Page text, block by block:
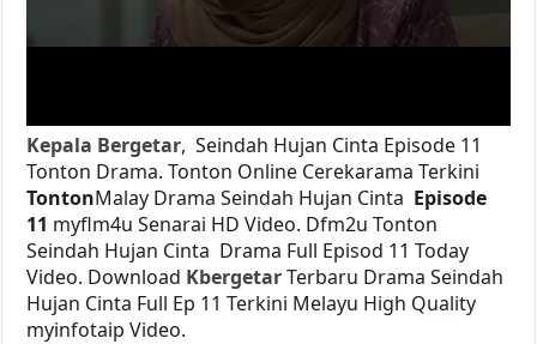
Kepala Bergetar, Seindah Hujan Cinta Episode 11
Tonton Drama. Tonton Online Cerekarama Terkini
TontonMalay Drama Seindah Hujan Cinta Episode
11 myflm4u Senarai HD Video. Dfm2u Tonton
Seindah Hujan Cinta Drama Full Episod 11 Today
Video. Download KbergetarTerbaru Drama Seindah
Hujan Cinta Full Ep 11 Terkini Melayu High Quality
myinfotaip Video.